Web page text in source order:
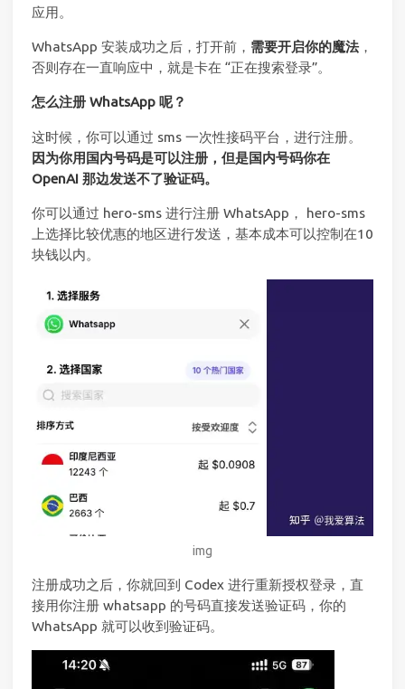
应用。
WhatsApp 安装成功之后，打开前， 需要开启你的魔法，
否则存在一直响应中，就是卡在 “正在搜索登录”。
怎么注册 WhatsApp 呢？
这时候，你可以通过 sms 一次性接码平台，进行注册。
因为你用国内号码是可以注册，但是国内号码你在
OpenAI 那边发送不了验证码。
你可以通过 hero-sms 进行注册 WhatsApp， hero-sms
上选择比较优惠的地区进行发送，基本成本可以控制在10
块钱以内。
img
注册成功之后，你就回到 Codex 进行重新授权登录，直
接用你注册 whatsapp 的号码直接发送验证码，你的
WhatsApp 就可以收到验证码。